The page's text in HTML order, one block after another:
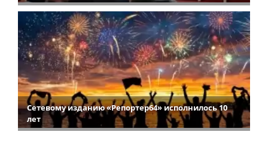
Сетевому изданию «Репортер64» исполнилось 10
лет